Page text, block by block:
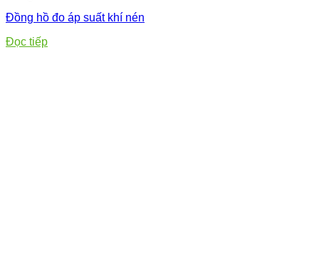
Đồng hồ đo áp suất khí nén
Đọc tiếp